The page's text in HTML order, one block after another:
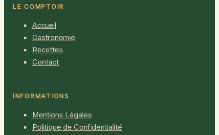
LE COMPTOIR
Accueil
Gastronomie
Recettes
Contact
INFORMATIONS
Mentions Légales
Politique de Confidentialité